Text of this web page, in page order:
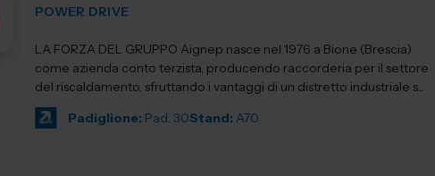
POWER DRIVE
LA FORZA DEL GRUPPO Aignep nasce nel 1976 a Bione (Brescia)
come azienda conto terzista, producendo raccorderia per il settore
del riscaldamento, sfruttando i vantaggi di un distretto industriale s...
Padiglione: Pad. 30Stand: A70